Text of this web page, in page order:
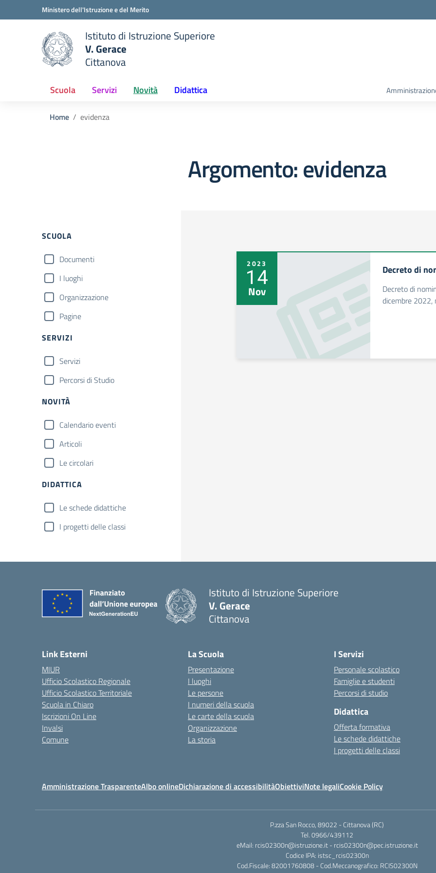
Vai ai contenuti
Vai al menu di navigazioneMinistero dell'Istruzione e del Merito
scuola
Istituto di Istruzione Superiore
V. Gerace
Cittanova
Scuola Servizi Novità Didattica
Home evidenza
Argomento: evidenza
Filtri
SCUOLA
Documenti
I luoghi
Organizzazione
Pagine
SERVIZI
Servizi
Percorsi di Studio
NOVITÀ
Calendario eventi
Articoli
Le circolari
DIDATTICA
Le schede didattiche
I progetti delle classi
2023
14
Nov
Decreto di
Decreto di
dicembre 2022,
Istituto di Istruzione Superiore
V. Gerace
Cittanova
Link Esterni
MIUR
Ufficio Scolastico Regionale
Ufficio Scolastico Territoriale
Scuola in Chiaro
Iscrizioni On Line
Invalsi
Comune
La Scuola
Presentazione
I luoghi
Le persone
I numeri della scuola
Le carte della scuola
Organizzazione
La storia
I Servizi
Personale scolastico
Famiglie e studenti
Percorsi di studio
Didattica
Offerta formativa
Le schede didattiche
I progetti delle classi
Amministrazione TrasparenteAlbo onlineDichiarazione di accessibilitàObiettiviNote legaliCookie Policy
P.zza San Rocco, 89022 - Cittanova (RC)
Tel. 0966/439112
eMail: rcis02300n@istruzione.it - rcis02300n@pec.istruzione.it
Codice IPA: istsc_rcis02300n
Cod.Fiscale: 82001760808 - Cod.Meccanografico: RCIS02300N